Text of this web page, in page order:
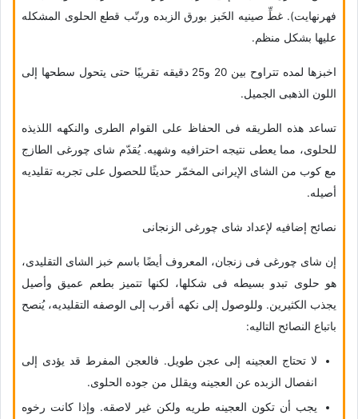
فهرنهایت). غطِّ صینیه الخَبز بورق الزبده ورتّب قطع الحلوى المشکله
علیها بشکل منظم.
اخبزها لمده تتراوح بین 20 و25 دقیقه تقریبًا حتى یتحول سطحها إلى
اللون الذهبی الجمیل.
تساعد هذه الطریقه فی الحفاظ على القوام الطری والنکهه اللذیذه
للحلوى، مما یعطی نتیجه احترافیه وشهیه. یُقدّم شای چورغی الطازج
مع کوب من الشای الإیرانی المخمّر حدیثًا للحصول على تجربه تقلیدیه
أصیله.
نصائح إضافیه لإعداد شای چورغی الزنجانی
إن شای چورغی فی زنجان، المعروف أیضًا باسم خبز الشای التقلیدی،
هو حلوى تبدو بسیطه فی شکلها، لکنها تتمیز بطعم عمیق وأصیل
یجذب الکثیرین. وللوصول إلى نکهه أقرب إلى الوصفه التقلیدیه، یُنصح
باتباع النصائح التالیه:
لا تحتاج العجینه إلى عجن طویل. فالعجن المفرط قد یؤدی إلى
انفصال الزبده عن العجینه ویقلل من جوده الحلوى.
یجب أن تکون العجینه طریه ولکن غیر لاصقه. وإذا کانت رخوه